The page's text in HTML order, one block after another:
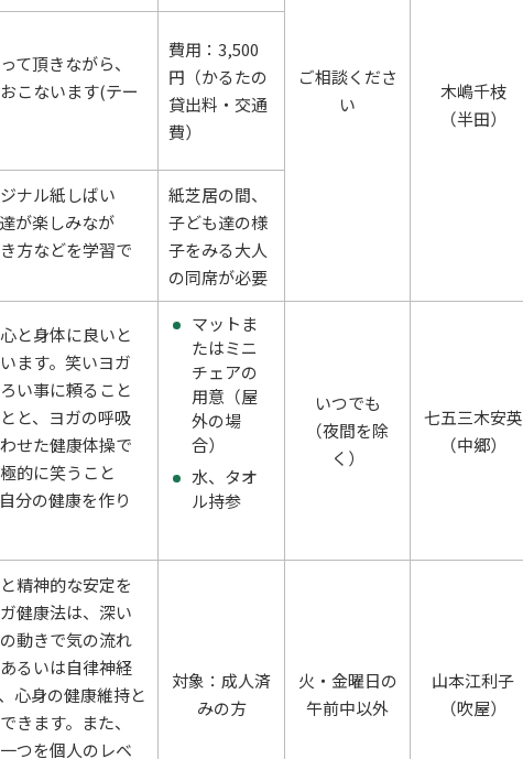
ご相談くださ
い
木嶋千枝
（半田）
て頂きながら、
こないます(テー
費用：3,500
円（かるたの
貸出料・交通
費）
ナル紙しばい
が楽しみなが
方などを学習で
紙芝居の間、
子ども達の様
子をみる大人
の同席が必要
と身体に良いと
ます。笑いヨガ
い事に頼ること
と、ヨガの呼吸
せた健康体操で
的に笑うこと
分の健康を作り
マットま
たはミニ
チェアの
用意（屋
外の場
合）
水、タオ
ル持参
いつでも
（夜間を除
く）
七五三木安英
（中郷）
精神的な安定を
健康法は、深い
動きで気の流れ
るいは自律神経
心身の健康維持と
きます。また、
つを個人のレベ
対象：成人済
みの方
火・金曜日の
午前中以外
山本江利子
（吹屋）